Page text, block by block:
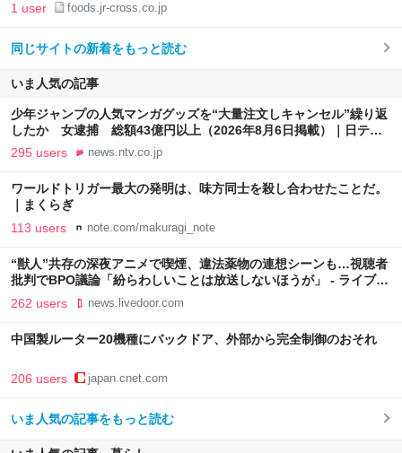
1 user foods.jr-cross.co.jp
同じサイトの新着をもっと読む
いま人気の記事
少年ジャンプの人気マンガグッズを“大量注文しキャンセル”繰り返
したか 女逮捕 総額43億円以上（2026年8月6日掲載）｜日テレ
NEWS NNN
295 users news.ntv.co.jp
ワールドトリガー最大の発明は、味方同士を殺し合わせたことだ。
｜まくらぎ
113 users note.com/makuragi_note
“獣人”共存の深夜アニメで喫煙、違法薬物の連想シーンも…視聴者
批判でBPO議論「紛らわしいことは放送しないほうが」 - ライブド
アニュース
262 users news.livedoor.com
中国製ルーター20機種にバックドア、外部から完全制御のおそれ
206 users japan.cnet.com
いま人気の記事をもっと読む